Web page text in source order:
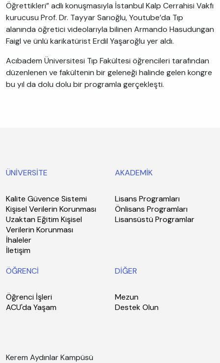
Öğrettikleri” adlı konuşmasıyla İstanbul Kalp Cerrahisi Vakfı
kurucusu Prof. Dr. Tayyar Sarıoğlu, Youtube’da Tıp
alanında öğretici videolarıyla bilinen Armando Hasudungan
Faigl ve ünlü karikatürist Erdil Yaşaroğlu yer aldı.
Acıbadem Üniversitesi Tıp Fakültesi öğrencileri tarafından
düzenlenen ve fakültenin bir geleneği halinde gelen kongre
bu yıl da dolu dolu bir programla gerçekleşti.
ÜNİVERSİTE
Kalite Güvence Sistemi
Kişisel Verilerin Korunması
Uzaktan Eğitim Kişisel
Verilerin Korunması
İhaleler
İletişim
AKADEMİK
Lisans Programları
Önlisans Programları
Lisansüstü Programlar
ÖĞRENCİ
Öğrenci İşleri
ACU'da Yaşam
DİĞER
Mezun
Destek Olun
Kerem Aydınlar Kampüsü